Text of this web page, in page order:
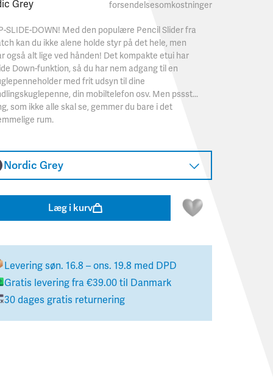
Grey
forsendelsesomkostninger
SLIDE-DOWN! Med den populære Pencil Slider fra
kan du ikke alene holde styr på det hele, men
også alt lige ved hånden! Det kompakte etui har
Down-funktion, så du har nem adgang til en
med frit udsyn til dine
din mobiltelefon osv. Men pssst...
som ikke alle skal se, gemmer du bare i det
rum.
Nordic Grey
Læg i kurv
Levering søn. 16.8 – ons. 19.8 med DPD
Gratis levering fra €39.00til Danmark
30 dages gratis returnering